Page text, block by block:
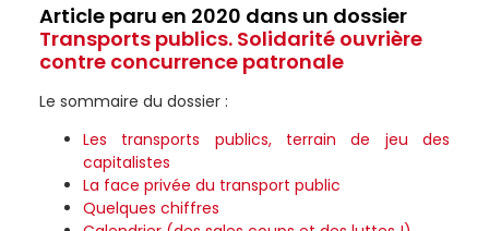
Article paru en 2020 dans un dossier
Transports publics. Solidarité ouvrière
contre concurrence patronale
Le sommaire du dossier :
Les transports publics, terrain de jeu des
capitalistes
La face privée du transport public
Quelques chiffres